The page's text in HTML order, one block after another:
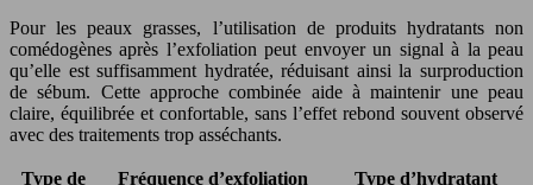
Pour les peaux grasses, l’utilisation de produits hydratants non
comédogènes après l’exfoliation peut envoyer un signal à la peau
qu’elle est suffisamment hydratée, réduisant ainsi la surproduction
de sébum. Cette approche combinée aide à maintenir une peau
claire, équilibrée et confortable, sans l’effet rebond souvent observé
avec des traitements trop asséchants.
Type de
Fréquence d’exfoliation
Type d’hydratant